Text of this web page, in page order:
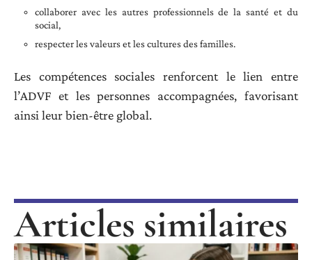
collaborer avec les autres professionnels de la santé et du
social,
respecter les valeurs et les cultures des familles.
Les compétences sociales renforcent le lien entre
l’ADVF et les personnes accompagnées, favorisant
ainsi leur bien-être global.
Articles similaires